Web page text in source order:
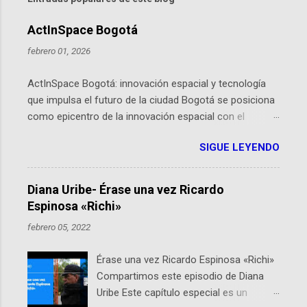
ActInSpace Bogotá
febrero 01, 2026
ActInSpace Bogotá: innovación espacial y tecnología
que impulsa el futuro de la ciudad Bogotá se posiciona
como epicentro de la innovación espacial con el
hackathon global que convierte tecnologías de la
Agencia Espacial Europea en soluciones prácticas para
la vida cotidiana. Este evento, organizado por el
Planetario de Bogotá del Idartes y la Universidad de los
Andes, reúne a expertos como el presidente de Airbus
Colombia y líderes del sector aeroespacial para inspirar
por qué importa en Bogotá ActInSpace es una
competencia mundial que opera en más de 60
ciudades, donde participantes tienen 24 horas para
SIGUE LEYENDO
Diana Uribe- Érase una vez Ricardo
Espinosa «Richi»
febrero 05, 2022
Érase una vez Ricardo Espinosa «Richi»
Compartimos este episodio de Diana
Uribe Este capítulo especial es un